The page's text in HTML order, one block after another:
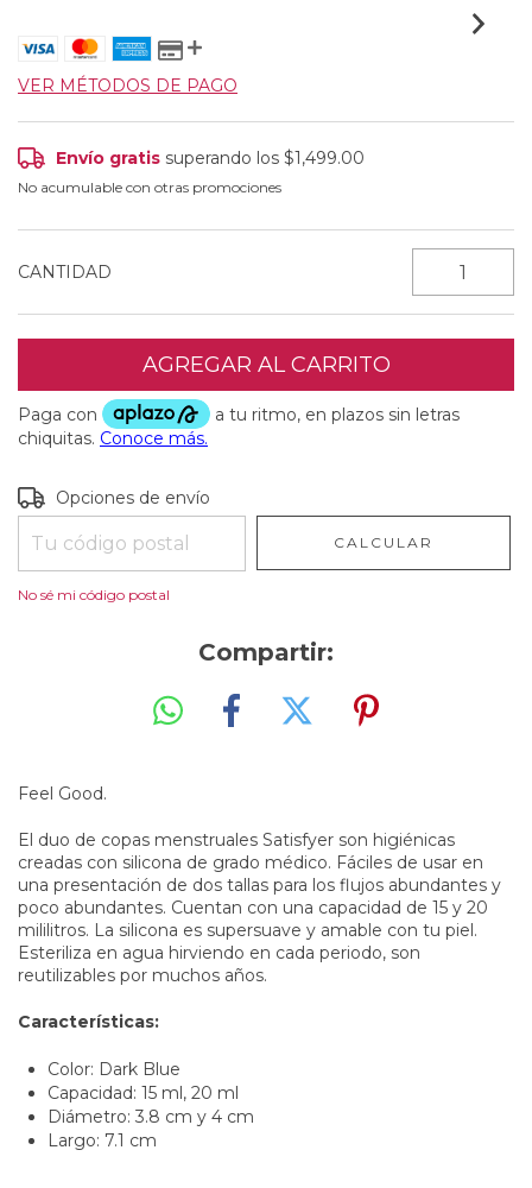
VER MÉTODOS DE PAGO
Envío gratis superando los$1,499.00
No acumulable con otras promociones
CANTIDAD
Entregas para el CP:
Opciones de envío
CALCULAR
No sé mi código postal
Compartir:
Feel Good.
El duo de copas menstruales Satisfyer son higiénicas
creadas con silicona de grado médico. Fáciles de usar en
una presentación de dos tallas para los flujos abundantes y
poco abundantes. Cuentan con una capacidad de 15 y 20
mililitros. La silicona es supersuave y amable con tu piel.
Esteriliza en agua hirviendo en cada periodo, son
reutilizables por muchos años.
Características:
Color: Dark Blue
Capacidad: 15 ml, 20 ml
Diámetro: 3.8 cm y 4 cm
Largo: 7.1 cm